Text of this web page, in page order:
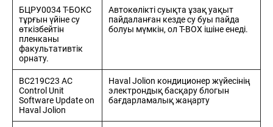
БЦРУ0034 Т-БОКС
тұрғын үйіне су
өткізбейтін
пленканы
факультативтік
орнату.
Автокөлікті суықта ұзақ уақыт
пайдаланған кезде су буы пайда
болуы мүмкін, ол T-BOX ішіне енеді.
BC219C23 AC
Control Unit
Software Update on
Haval Jolion
Haval Jolion кондиционер жүйесінің
электрондық басқару блогын
бағдарламалық жаңарту